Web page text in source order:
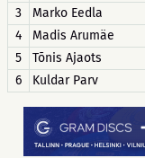
3
Marko Eedla
4
Madis Arumäe
5
Tõnis Ajaots
6
Kuldar Parv